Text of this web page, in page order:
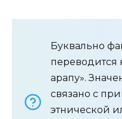
Буквально
переводится
арапу».
связано с
этнической